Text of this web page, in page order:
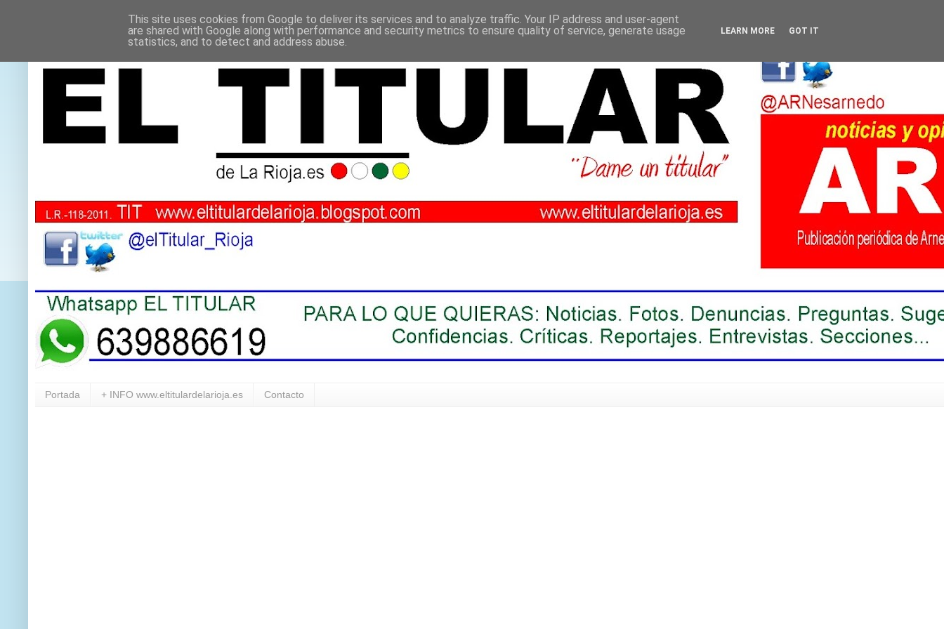
Portada + INFO www.eltitulardelarioja.es Contacto
This site uses cookies from Google to deliver its services and to analyze traffic. Your IP address and user-agent
are shared with Google along with performance and security metrics to ensure quality of service, generate usage
statistics, and to detect and address abuse.
LEARN MORE GOT IT